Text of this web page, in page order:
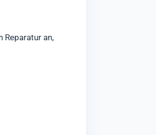
Reparatur an,